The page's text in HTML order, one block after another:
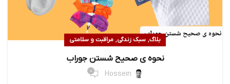
بلاگ, سبک زندگی, مراقبت و سلامتی
نحوه ی صحیح شستن جوراب
Hossein
0